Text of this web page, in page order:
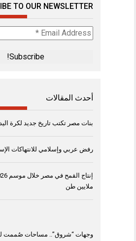
TO OUR NEWSLETTER
Email
Address
أحدث المقالات
بنات مصر تكتب تاريخ جديد لكرة
رفض عربي وإسلامي للانتهاكات
ملايين طن
وجهات “شروق”.. مساحات صُممت